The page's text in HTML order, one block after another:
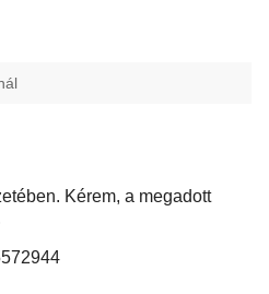
Kérem, a megadott